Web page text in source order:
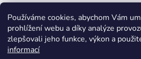
Používáme cookies, abychom Vám
prohlížení webu a díky analýze
zlepšovali jeho funkce, výkon a
informací
olejovaných a
voskovaných
podlah, nábytku a
povrchů....